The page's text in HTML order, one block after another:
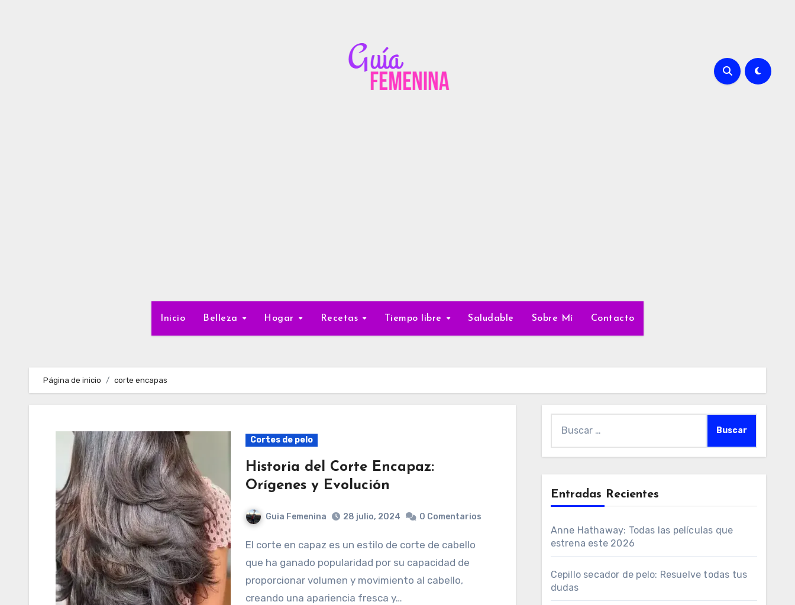
Inicio Belleza Hogar Recetas Tiempo libre Saludable Sobre Mí Contacto
Página de inicio corte encapas
Cortes de pelo
Historia del Corte Encapaz:
Orígenes y Evolución
Guia Femenina 28 julio, 2024 0 Comentarios
El corte en capaz es un estilo de corte de cabello
que ha ganado popularidad por su capacidad de
proporcionar volumen y movimiento al cabello,
creando una apariencia fresca y…
Entradas Recientes
Anne Hathaway: Todas las películas que
estrena este 2026
Cepillo secador de pelo: Resuelve todas tus
dudas